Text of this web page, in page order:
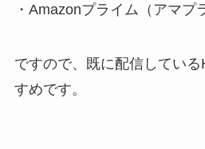
・Amazonプライム（アマプ
ですので、既に配信してい
すめです。